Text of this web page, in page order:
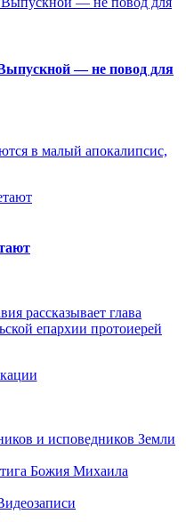
— не повод для
в малый апокалипсис,
рассказывает глава
епархии протоиерей